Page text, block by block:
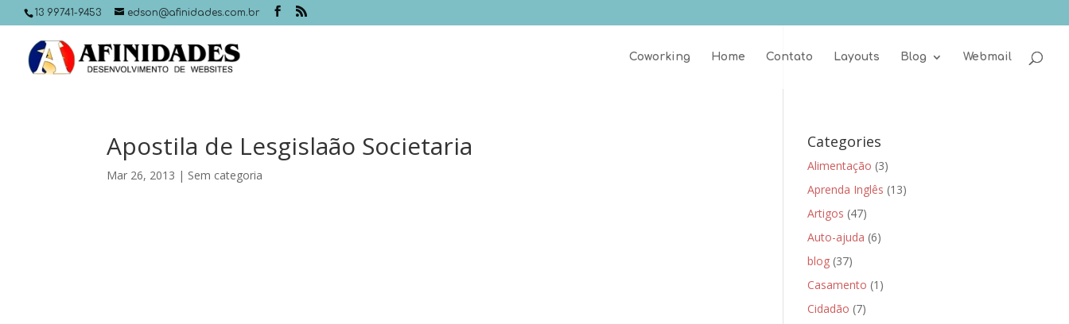
13 99741-9453 edson@afinidades.com.br
Coworking Home Contato Layouts Blog Webmail
Apostila de Lesgislaão Societaria
Mar 26, 2013 | Sem categoria
Categories
Alimentação (3)
Aprenda Inglês (13)
Artigos (47)
Auto-ajuda (6)
blog (37)
Casamento (1)
Cidadão (7)